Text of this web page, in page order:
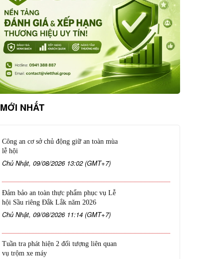
MỚI NHẤT
Công an cơ sở chủ động giữ an toàn mùa
lễ hội
Chủ Nhật, 09/08/2026 13:02 (GMT+7)
Đảm bảo an toàn thực phẩm phục vụ Lễ
hội Sầu riêng Đắk Lắk năm 2026
Chủ Nhật, 09/08/2026 11:14 (GMT+7)
Tuần tra phát hiện 2 đối tượng liên quan
vụ trộm xe máy